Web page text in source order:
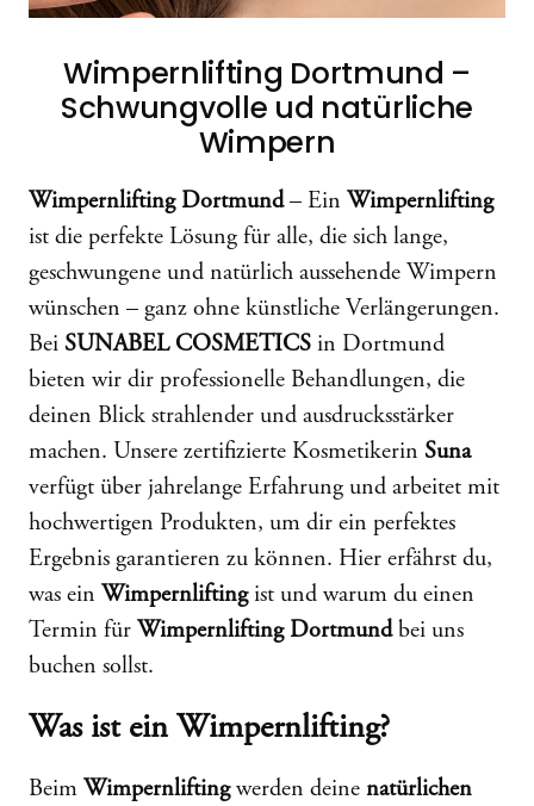
Wimpernlifting Dortmund –
Schwungvolle ud natürliche
Wimpern
Wimpernlifting Dortmund– Ein Wimpernlifting
ist die perfekte Lösung für alle, die sich lange,
geschwungene und natürlich aussehende Wimpern
wünschen – ganz ohne künstliche Verlängerungen.
Bei SUNABEL COSMETICS in Dortmund
bieten wir dir professionelle Behandlungen, die
deinen Blick strahlender und ausdrucksstärker
machen. Unsere zertifizierte Kosmetikerin Suna
verfügt über jahrelange Erfahrung und arbeitet mit
hochwertigen Produkten, um dir ein perfektes
Ergebnis garantieren zu können. Hier erfährst du,
was ein Wimpernliftingist und warum du einen
Termin für Wimpernlifting Dortmundbei uns
buchen sollst.
Was ist ein Wimpernlifting?
Beim Wimpernliftingwerden deine natürlichen